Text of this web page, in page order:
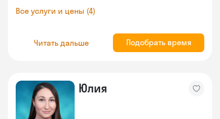
Все услуги и цены (4)
Читать дальше Подобрать время
Юлия